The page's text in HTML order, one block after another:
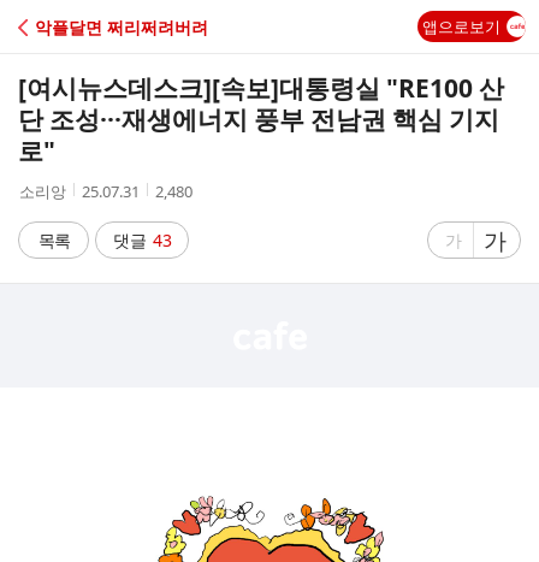
C
A
악플달면 쩌리쩌려버려 앱으로보기
[여시뉴스데스크][속보]대통령실 "RE100 산
단 조성···재생에너지 풍부 전남권 핵심 기지
로"
작
자
소리앙
작
시
간
25.07.31
조
수
2,480
목록 댓글 43
글
가
글
자
가